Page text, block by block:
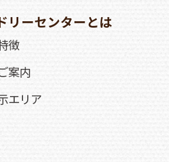
リーセンターとは
徴
案内
エリア